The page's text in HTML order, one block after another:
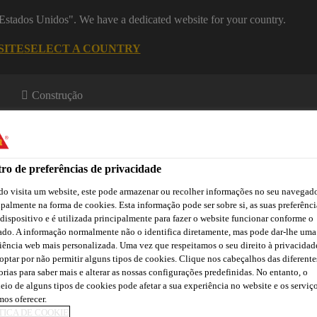
Unidos". We have a dedicated website for your country.
SELECT A COUNTRY
Construção
Downloads Atendimento Técnico Atendimento Comercial
para Fachadas SikaWall®-412 Textura Acrílica Smooth
de preferências de privacidade
visita um website, este pode armazenar ou recolher informações no seu
na forma de cookies. Esta informação pode ser sobre si, as suas
e é utilizada principalmente para fazer o website funcionar conforme o
A informação normalmente não o identifica diretamente, mas pode dar-lhe uma
web mais personalizada. Uma vez que respeitamos o seu direito à
por não permitir alguns tipos de cookies. Clique nos cabeçalhos das
para saber mais e alterar as nossas configurações predefinidas. No entanto, o
de alguns tipos de cookies pode afetar a sua experiência no website e os
oferecer.
DE COOKIE